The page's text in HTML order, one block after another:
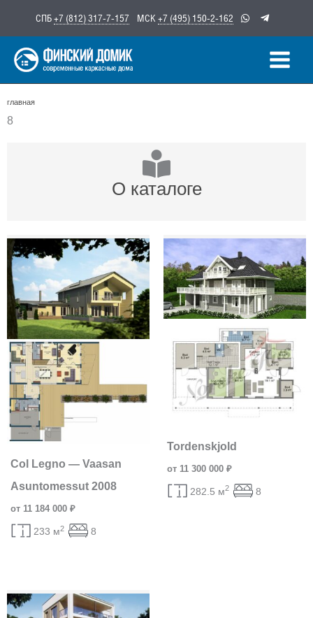
содержимому
СПБ+7 (812) 317-7-157 МСК +7 (495) 150-2-162
главная
8
О каталоге
Col Legno — Vaasan
Asuntomessut 2008
от 11 184 000 ₽
233 м2 8
Tordenskjold
от 11 300 000 ₽
282.5 м2 8